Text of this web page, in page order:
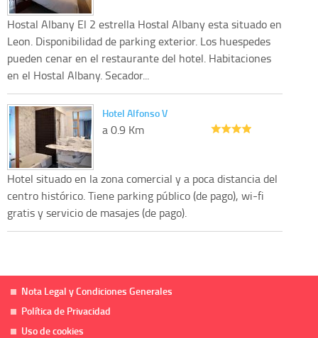
Hostal Albany El 2 estrella Hostal Albany esta situado en
Leon. Disponibilidad de parking exterior. Los huespedes
pueden cenar en el restaurante del hotel. Habitaciones
en el Hostal Albany. Secador...
Hotel Alfonso V
a 0.9 Km
Hotel situado en la zona comercial y a poca distancia del
centro histórico. Tiene parking público (de pago), wi-fi
gratis y servicio de masajes (de pago).
Nota Legal y Condiciones Generales
Política de Privacidad
Uso de cookies